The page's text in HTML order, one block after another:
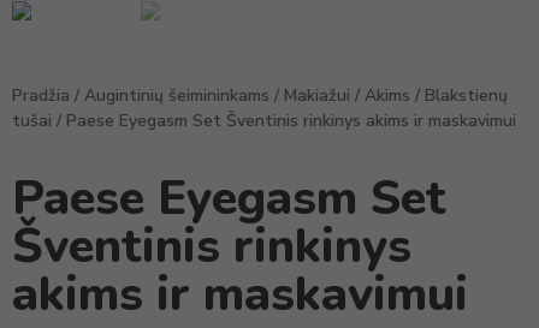
Pradžia / Augintinių šeimininkams / Makiažui / Akims / Blakstienų
tušai / Paese Eyegasm Set Šventinis rinkinys akims ir maskavimui
Paese Eyegasm Set
Šventinis rinkinys
akims ir maskavimui